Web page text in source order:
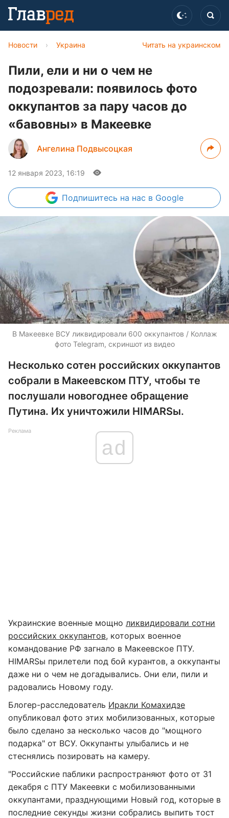
Читать на украинском
Новости › Украина
Пили, ели и ни о чем не
подозревали: появилось фото
оккупантов за пару часов до
«бавовны» в Макеевке
Ангелина Подвысоцкая
12 января 2023, 16:19
Подпишитесь на нас в Google
В Макеевке ВСУ ликвидировали 600 оккупантов / Коллаж
фото Telegram, скриншот из видео
Несколько сотен российских оккупантов
собрали в Макеевском ПТУ, чтобы те
послушали новогоднее обращение
Путина. Их уничтожили HIMARSы.
Реклама
ad
Украинские военные мощно ликвидировали сотни
российских оккупантов, которых военное
командование РФ загнало в Макеевское ПТУ.
HIMARSы прилетели под бой курантов, а оккупанты
даже ни о чем не догадывались. Они ели, пили и
радовались Новому году.
Блогер-расследователь Иракли Комахидзе
опубликовал фото этих мобилизованных, которые
было сделано за несколько часов до "мощного
подарка" от ВСУ. Оккупанты улыбались и не
стеснялись позировать на камеру.
"Российские паблики распространяют фото от 31
декабря с ПТУ Макеевки с мобилизованными
оккупантами, празднующими Новый год, которые в
последние секунды жизни собрались выпить тост